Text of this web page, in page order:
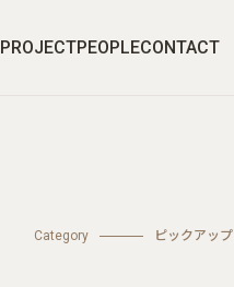
PROJECTPEOPLECONTACT
Category ピックアップ